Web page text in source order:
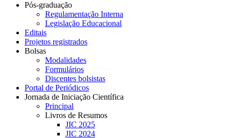
Pós-graduação
Regulamentação Interna
Legislação Educacional
Editais
Projetos registrados
Bolsas
Modalidades
Formulários
Discentes bolsistas
Portal de Periódicos
Jornada de Iniciação Científica
Principal
Livros de Resumos
JIC 2025
JIC 2024